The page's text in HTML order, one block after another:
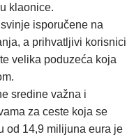
klaonice.
isporučene na
a prihvatljivi korisnici
velika poduzeća koja
sredine važna i
za ceste koja se
od 14,9 milijuna eura je